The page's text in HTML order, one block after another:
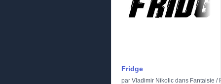
Fridge
par Vladimir Nikolic dans Fantaisie /